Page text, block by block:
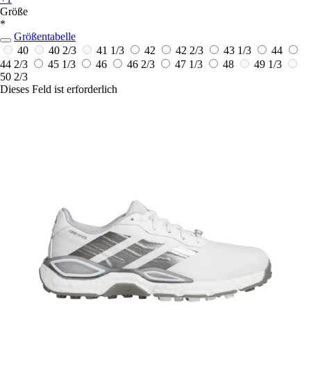
Größe
*
Größentabelle
40
40 2/3 41 1/3 42 42 2/3 43 1/3
44
44 2/3
45 1/3 46 46 2/3 47 1/3 48
49 1/3
50 2/3
Dieses Feld ist erforderlich